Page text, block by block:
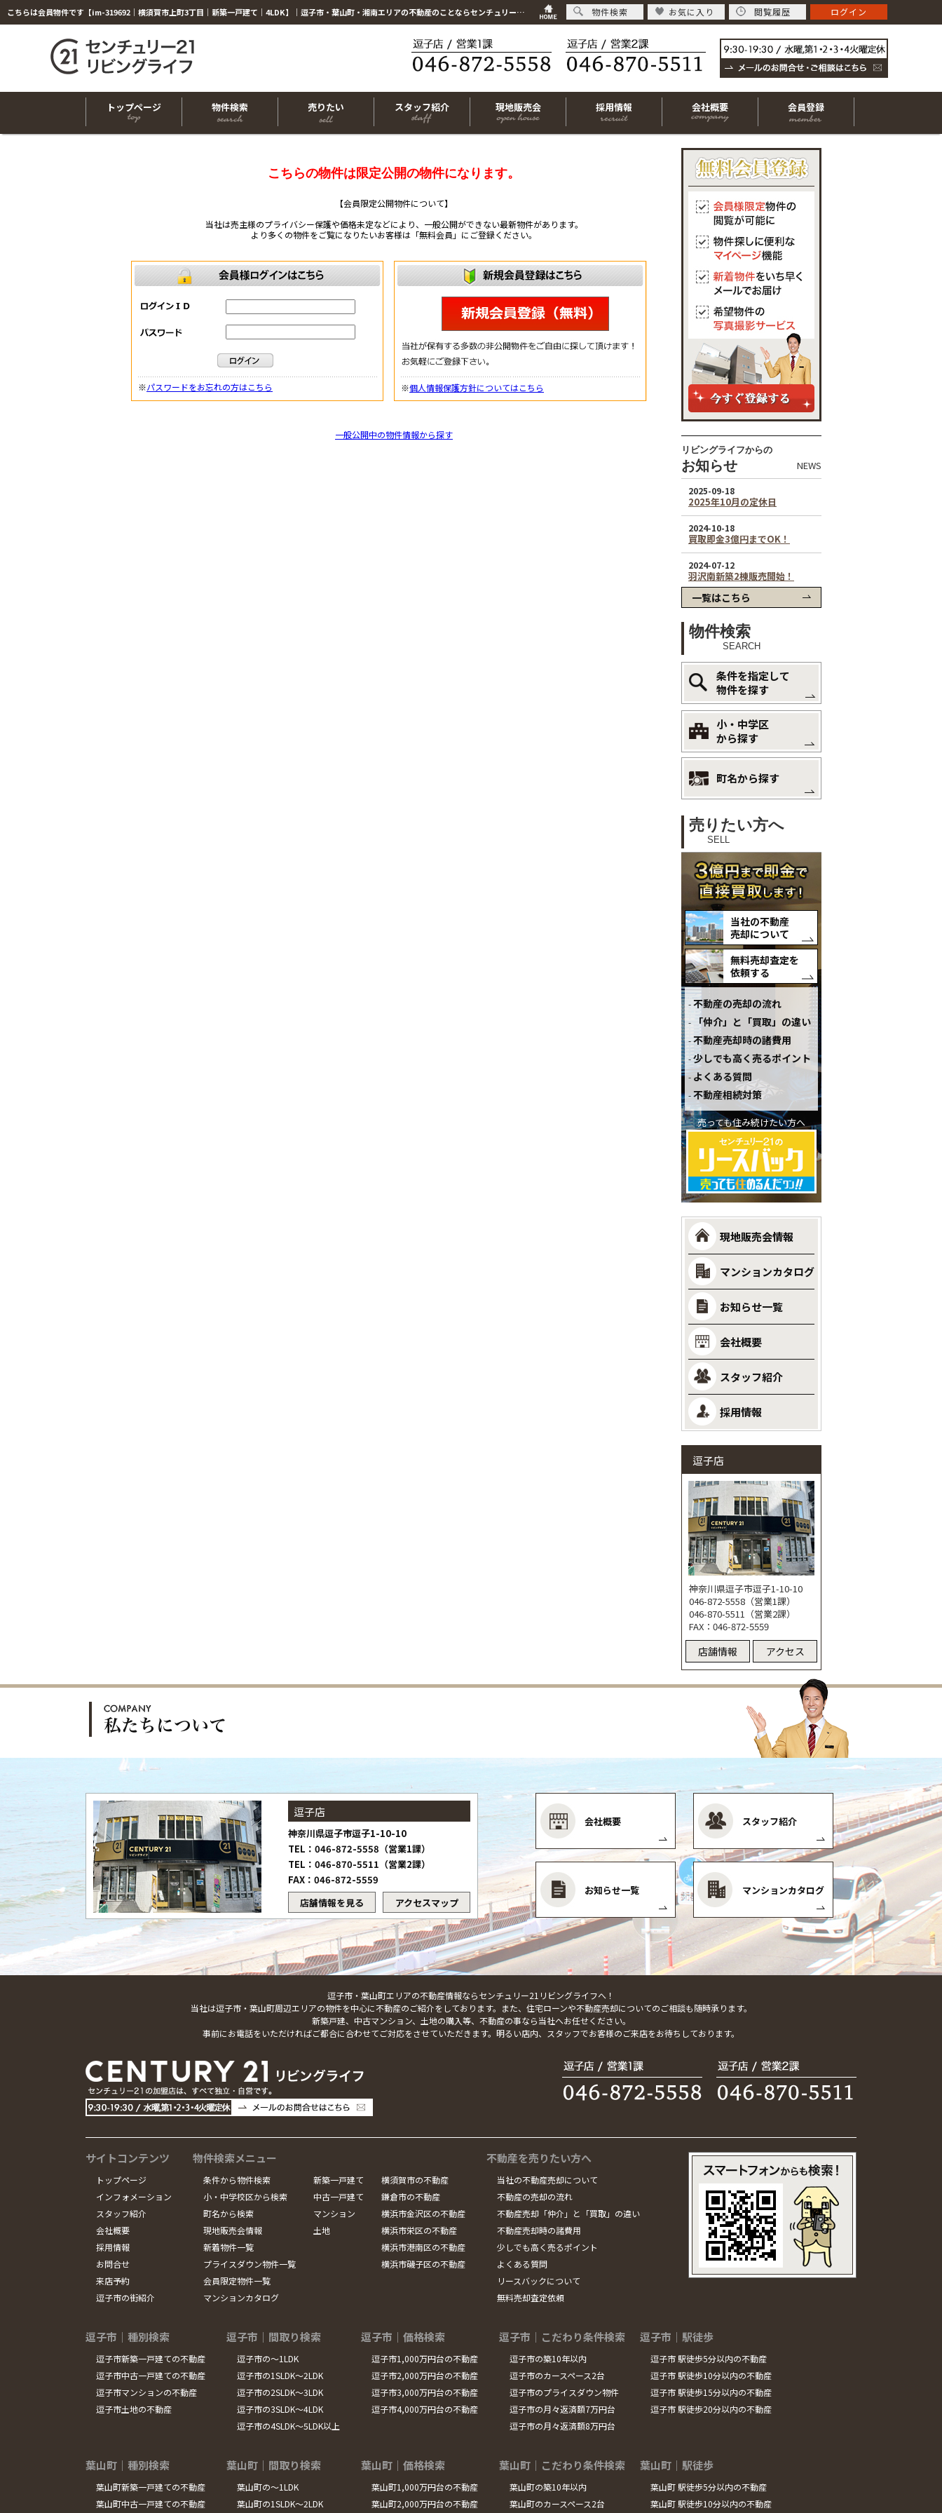
こちらは会員物件です【im-319692｜横須賀市上町3丁目｜新築一戸建て｜4LDK】｜逗子市・葉山町・湘南エリアの不動産のことならセンチュリー21リビングライフにお任せください！
トップページ 物件検索 売りたい スタッフ紹介 現地販売会 採用情報 会社概要 会員登録
こちらの物件は限定公開の物件になります。
【会員限定公開物件について】
当社は売主様のプライバシー保護や価格未定などにより、一般公開ができない最新物件があります。
より多くの物件をご覧になりたいお客様は「無料会員」にご登録ください。
※パスワードをお忘れの方はこちら ※個人情報保護方針についてはこちら
一般公開中の物件情報から探す
リビングライフからの
お知らせ NEWS
一覧はこちら
物件検索
SEARCH
条件を指定して
物件を探す
小・中学区
から探す
町名から探す
売りたい方へ
SELL
当社の不動産
売却について
無料売却査定を
依頼する
不動産の売却の流れ
「仲介」と「買取」の違い
不動産売却時の諸費用
少しでも高く売るポイント
よくある質問
不動産相続対策
売っても住み続けたい方へ
現地販売会情報
マンションカタログ
お知らせ一覧
会社概要
スタッフ紹介
採用情報
逗子店
神奈川県逗子市逗子1-10-10
046-872-5558（営業1課）
046-870-5511（営業2課）
FAX：046-872-5559
店舗情報 アクセス
逗子店
神奈川県逗子市逗子1-10-10
TEL：046-872-5558（営業1課）
TEL：046-870-5511（営業2課）
FAX：046-872-5559
店舗情報を見る
アクセスマップ
会社概要 スタッフ紹介
お知らせ一覧 マンションカタログ
逗子市・葉山町エリアの不動産情報ならセンチュリー21リビングライフへ！
当社は逗子市・葉山町周辺エリアの物件を中心に不動産のご紹介をしております。また、住宅ローンや不動産売却についてのご相談も随時承ります。
新築戸建、中古マンション、土地の購入等、不動産の事なら当社へお任せください。
事前にお電話をいただければご都合に合わせてご対応をさせていただきます。明るい店内、スタッフでお客様のご来店をお待ちしております。
サイトコンテンツ
トップページ
インフォメーション
スタッフ紹介
会社概要
採用情報
お問合せ
来店予約
逗子市の街紹介
物件検索メニュー
条件から物件検索
小・中学校区から検索
町名から検索
現地販売会情報
新着物件一覧
プライスダウン物件一覧
会員限定物件一覧
マンションカタログ
新築一戸建て
中古一戸建て
マンション
土地
横須賀市の不動産
鎌倉市の不動産
横浜市金沢区の不動産
横浜市栄区の不動産
横浜市港南区の不動産
横浜市磯子区の不動産
不動産を売りたい方へ
当社の不動産売却について
不動産の売却の流れ
不動産売却「仲介」と「買取」の違い
不動産売却時の諸費用
少しでも高く売るポイント
よくある質問
リースバックについて
無料売却査定依頼
逗子市｜種別検索
逗子市新築一戸建ての不動産
逗子市中古一戸建ての不動産
逗子市マンションの不動産
逗子市土地の不動産
逗子市｜間取り検索
逗子市の～1LDK
逗子市の1SLDK～2LDK
逗子市の2SLDK～3LDK
逗子市の3SLDK～4LDK
逗子市の4SLDK～5LDK以上
逗子市｜価格検索
逗子市1,000万円台の不動産
逗子市2,000万円台の不動産
逗子市3,000万円台の不動産
逗子市4,000万円台の不動産
逗子市｜こだわり条件検索
逗子市の築10年以内
逗子市のカースペース2台
逗子市のプライスダウン物件
逗子市の月々返済額7万円台
逗子市の月々返済額8万円台
逗子市｜駅徒歩
逗子市 駅徒歩5分以内の不動産
逗子市 駅徒歩10分以内の不動産
逗子市 駅徒歩15分以内の不動産
逗子市 駅徒歩20分以内の不動産
葉山町｜種別検索
葉山町新築一戸建ての不動産
葉山町中古一戸建ての不動産
葉山町｜間取り検索
葉山町の～1LDK
葉山町の1SLDK～2LDK
葉山町｜価格検索
葉山町1,000万円台の不動産
葉山町2,000万円台の不動産
葉山町｜こだわり条件検索
葉山町の築10年以内
葉山町のカースペース2台
葉山町｜駅徒歩
葉山町 駅徒歩5分以内の不動産
葉山町 駅徒歩10分以内の不動産
物件検索 お気に入り 閲覧履歴 ログイン